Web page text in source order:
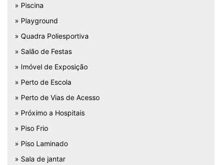
» Piscina
» Playground
» Quadra Poliesportiva
» Salão de Festas
» Imóvel de Exposição
» Perto de Escola
» Perto de Vias de Acesso
» Próximo a Hospitais
» Piso Frio
» Piso Laminado
» Sala de jantar